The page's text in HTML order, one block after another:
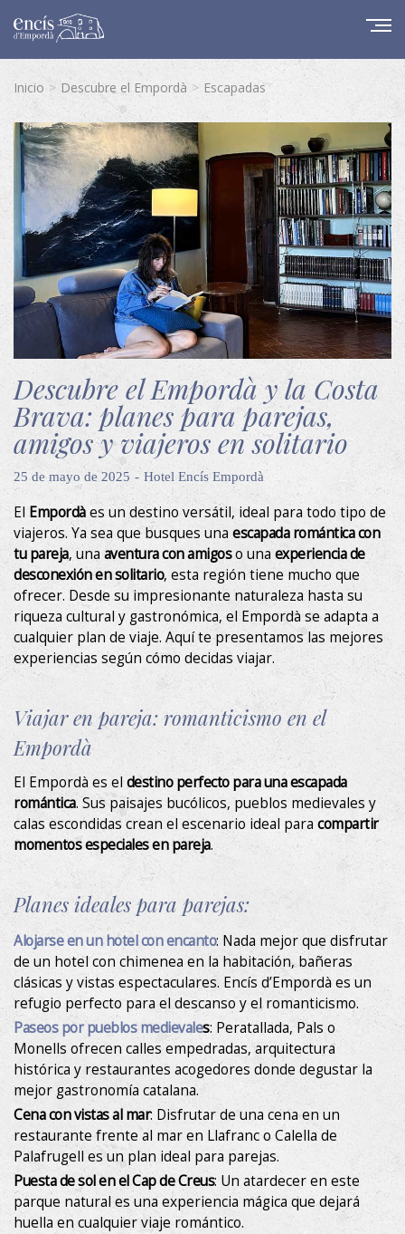
Inicio Descubre el Empordà Escapadas
Descubre el Empordà y la Costa
Brava: planes para parejas,
amigos y viajeros en solitario
25 de mayo de 2025 Hotel Encís Empordà
El Empordàes un destino versátil, ideal para todo tipo de
viajeros. Ya sea que busques una escapada romántica con
tu pareja, unaaventura con amigoso una experiencia de
desconexión en solitario, esta región tiene mucho que
ofrecer. Desde su impresionante naturaleza hasta su
riqueza cultural y gastronómica, el Empordà se adapta a
cualquier plan de viaje. Aquí te presentamos las mejores
experiencias según cómo decidas viajar.
Viajar en pareja: romanticismo en el
Empordà
El Empordà es eldestino perfecto para una escapada
romántica. Sus paisajes bucólicos, pueblos medievales y
calas escondidas crean el escenario ideal para compartir
momentos especiales en pareja.
Planes ideales para parejas:
Alojarse en un hotel con encanto: Nada mejor que disfrutar
de un hotel con chimenea en la habitación, bañeras
clásicas y vistas espectaculares. Encís d’Empordà es un
refugio perfecto para el descanso y el romanticismo.
Paseos por pueblos medievales: Peratallada, Pals o
Monells ofrecen calles empedradas, arquitectura
histórica y restaurantes acogedores donde degustar la
mejor gastronomía catalana.
Cena con vistas al mar: Disfrutar de una cena en un
restaurante frente al mar en Llafranc o Calella de
Palafrugell es un plan ideal para parejas.
Puesta de sol en el Cap de Creus: Un atardecer en este
parque natural es una experiencia mágica que dejará
huella en cualquier viaje romántico.
Modificar cookies
Técnicas y funcionales
Siempre activas
Este sitio web utiliza Cookies propias para recopilar
información con la finalidad de mejorar nuestros servicios.
Si continua navegando, supone la aceptación de la
instalación de las mismas. El usuario tiene la posibilidad
de configurar su navegador pudiendo, si así lo desea,
impedir que sean instaladas en su disco duro, aunque
deberá tener en cuenta que dicha acción podrá ocasionar
dificultades de navegación de la página web.
Analíticas y personalización
Permiten realizar el seguimiento y análisis del
comportamiento de los usuarios de este sitio web. La
información recogida mediante este tipo de cookies se
utiliza en la medición de la actividad de la web para la
elaboración de perfiles de navegación de los usuarios con
el fin de introducir mejoras en función del análisis de los
datos de uso que hacen los usuarios del servicio. Permiten
guardar la información de preferencia del usuario para
mejorar la calidad de nuestros servicios y para ofrecer una
mejor experiencia a través de productos recomendados.